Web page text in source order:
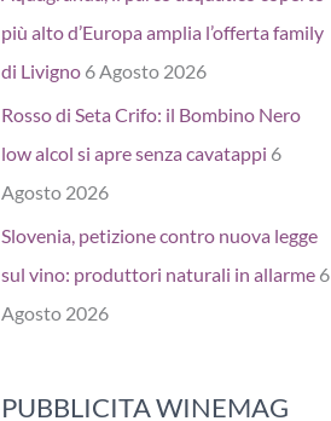
più alto d’Europa amplia l’offerta family
di Livigno 6 Agosto 2026
Rosso di Seta Crifo: il Bombino Nero
low alcol si apre senza cavatappi 6
Agosto 2026
Slovenia, petizione contro nuova legge
sul vino: produttori naturali in allarme 6
Agosto 2026
PUBBLICITA WINEMAG